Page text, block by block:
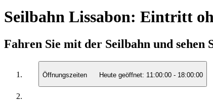
Seilbahn Lissabon: Eintritt
Fahren Sie mit der Seilbahn und sehen
Öffnungszeiten Heute geöffnet: 11:00:00 - 18:00:00